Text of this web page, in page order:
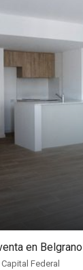
en Belgrano
Federal